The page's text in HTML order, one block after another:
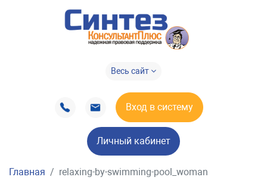
Весь сайт
Вход в систему
Личный кабинет
Главная relaxing-by-swimming-pool_woman